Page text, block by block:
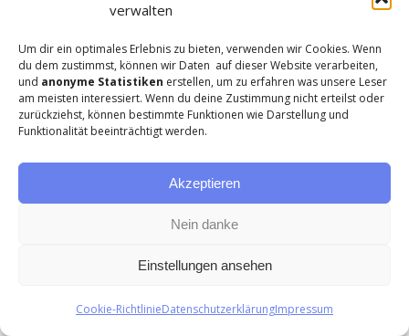
verwalten
Um dir ein optimales Erlebnis zu bieten, verwenden wir Cookies. Wenn
du dem zustimmst, können wir Daten auf dieser Website verarbeiten,
und anonyme Statistiken erstellen, um zu erfahren was unsere Leser
am meisten interessiert. Wenn du deine Zustimmung nicht erteilst oder
zurückziehst, können bestimmte Funktionen wie Darstellung und
Funktionalität beeinträchtigt werden.
Akzeptieren
Nein danke
Einstellungen ansehen
Cookie-RichtlinieDatenschutzerklärungImpressum
Kommentar absenden
Alternative:
SUCHE
Search: